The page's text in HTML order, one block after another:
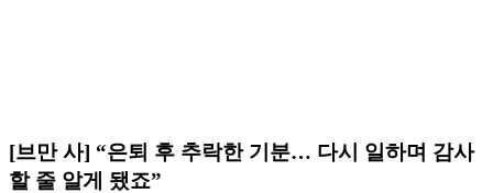
[브만 사] “은퇴 후 추락한 기분… 다시 일하며 감사
할 줄 알게 됐죠”